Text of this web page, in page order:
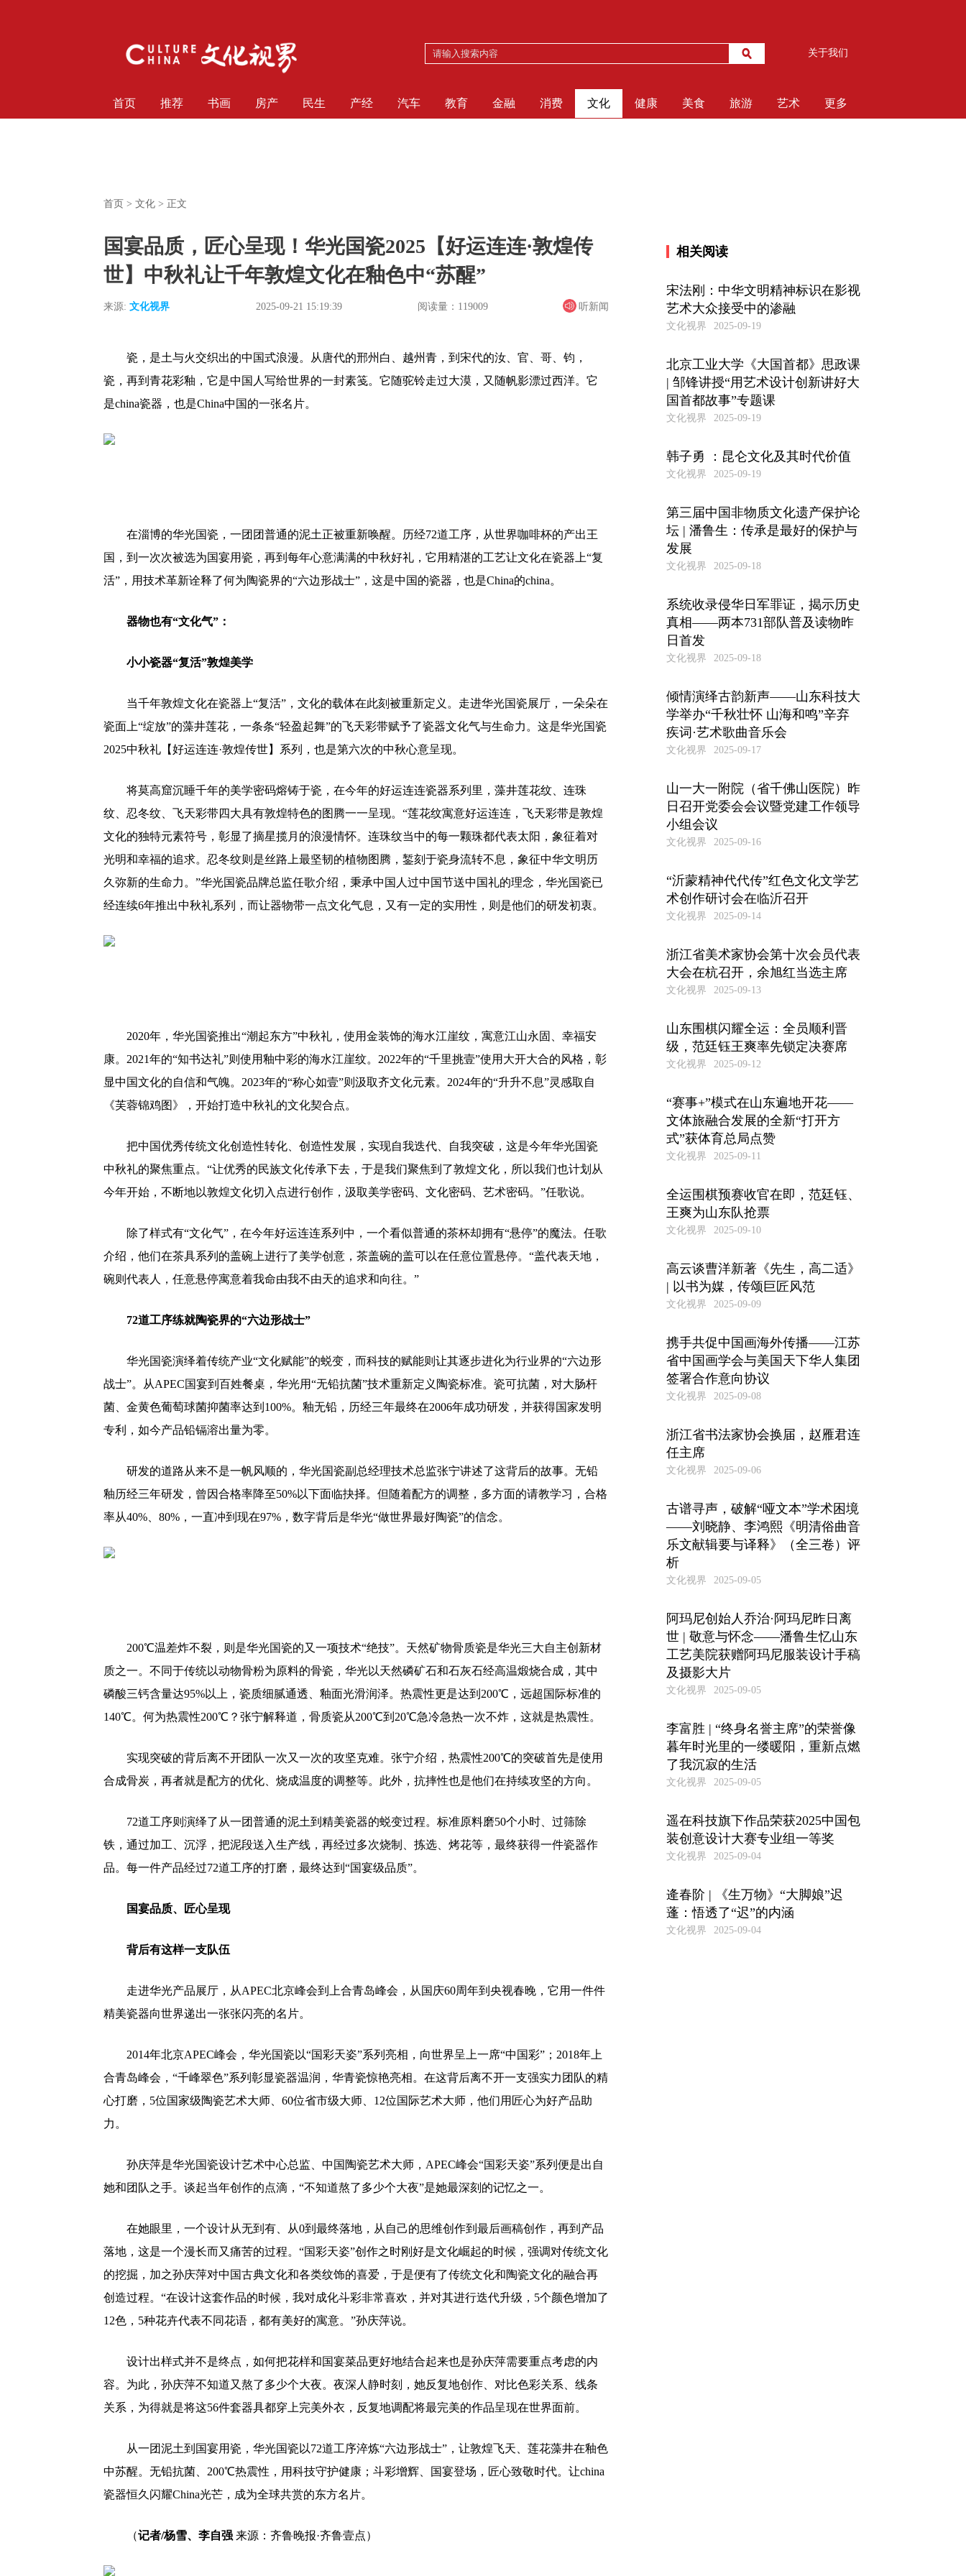
关于我们
首页 推荐 书画 房产 民生 产经 汽车 教育 金融 消费 文化 健康 美食 旅游 艺术 更多
首页 > 文化 > 正文
国宴品质，匠心呈现！华光国瓷2025【好运连连·敦煌传
世】中秋礼让千年敦煌文化在釉色中“苏醒”
来源: 文化视界 2025-09-21 15:19:39 阅读量：119009 听新闻
瓷，是土与火交织出的中国式浪漫。从唐代的邢州白、越州青，到宋代的汝、官、哥、钧，
瓷，再到青花彩釉，它是中国人写给世界的一封素笺。它随驼铃走过大漠，又随帆影漂过西洋。它
是china瓷器，也是China中国的一张名片。
在淄博的华光国瓷，一团团普通的泥土正被重新唤醒。历经72道工序，从世界咖啡杯的产出王
国，到一次次被选为国宴用瓷，再到每年心意满满的中秋好礼，它用精湛的工艺让文化在瓷器上“复
活”，用技术革新诠释了何为陶瓷界的“六边形战士”，这是中国的瓷器，也是China的china。
器物也有“文化气”：
小小瓷器“复活”敦煌美学
当千年敦煌文化在瓷器上“复活”，文化的载体在此刻被重新定义。走进华光国瓷展厅，一朵朵在
瓷面上“绽放”的藻井莲花，一条条“轻盈起舞”的飞天彩带赋予了瓷器文化气与生命力。这是华光国瓷
2025中秋礼【好运连连·敦煌传世】系列，也是第六次的中秋心意呈现。
将莫高窟沉睡千年的美学密码熔铸于瓷，在今年的好运连连瓷器系列里，藻井莲花纹、连珠
纹、忍冬纹、飞天彩带四大具有敦煌特色的图腾一一呈现。“莲花纹寓意好运连连，飞天彩带是敦煌
文化的独特元素符号，彰显了摘星揽月的浪漫情怀。连珠纹当中的每一颗珠都代表太阳，象征着对
光明和幸福的追求。忍冬纹则是丝路上最坚韧的植物图腾，錾刻于瓷身流转不息，象征中华文明历
久弥新的生命力。”华光国瓷品牌总监任歌介绍，秉承中国人过中国节送中国礼的理念，华光国瓷已
经连续6年推出中秋礼系列，而让器物带一点文化气息，又有一定的实用性，则是他们的研发初衷。
2020年，华光国瓷推出“潮起东方”中秋礼，使用金装饰的海水江崖纹，寓意江山永固、幸福安
康。2021年的“知书达礼”则使用釉中彩的海水江崖纹。2022年的“千里挑壹”使用大开大合的风格，彰
显中国文化的自信和气魄。2023年的“称心如壹”则汲取齐文化元素。2024年的“升升不息”灵感取自
《芙蓉锦鸡图》，开始打造中秋礼的文化契合点。
把中国优秀传统文化创造性转化、创造性发展，实现自我迭代、自我突破，这是今年华光国瓷
中秋礼的聚焦重点。“让优秀的民族文化传承下去，于是我们聚焦到了敦煌文化，所以我们也计划从
今年开始，不断地以敦煌文化切入点进行创作，汲取美学密码、文化密码、艺术密码。”任歌说。
除了样式有“文化气”，在今年好运连连系列中，一个看似普通的茶杯却拥有“悬停”的魔法。任歌
介绍，他们在茶具系列的盖碗上进行了美学创意，茶盖碗的盖可以在任意位置悬停。“盖代表天地，
碗则代表人，任意悬停寓意着我命由我不由天的追求和向往。”
72道工序练就陶瓷界的“六边形战士”
华光国瓷演绎着传统产业“文化赋能”的蜕变，而科技的赋能则让其逐步进化为行业界的“六边形
战士”。从APEC国宴到百姓餐桌，华光用“无铅抗菌”技术重新定义陶瓷标准。瓷可抗菌，对大肠杆
菌、金黄色葡萄球菌抑菌率达到100%。釉无铅，历经三年最终在2006年成功研发，并获得国家发明
专利，如今产品铅镉溶出量为零。
研发的道路从来不是一帆风顺的，华光国瓷副总经理技术总监张宁讲述了这背后的故事。无铅
釉历经三年研发，曾因合格率降至50%以下面临抉择。但随着配方的调整，多方面的请教学习，合格
率从40%、80%，一直冲到现在97%，数字背后是华光“做世界最好陶瓷”的信念。
200℃温差炸不裂，则是华光国瓷的又一项技术“绝技”。天然矿物骨质瓷是华光三大自主创新材
质之一。不同于传统以动物骨粉为原料的骨瓷，华光以天然磷矿石和石灰石经高温煅烧合成，其中
磷酸三钙含量达95%以上，瓷质细腻通透、釉面光滑润泽。热震性更是达到200℃，远超国际标准的
140℃。何为热震性200℃？张宁解释道，骨质瓷从200℃到20℃急冷急热一次不炸，这就是热震性。
实现突破的背后离不开团队一次又一次的攻坚克难。张宁介绍，热震性200℃的突破首先是使用
合成骨炭，再者就是配方的优化、烧成温度的调整等。此外，抗摔性也是他们在持续攻坚的方向。
72道工序则演绎了从一团普通的泥土到精美瓷器的蜕变过程。标准原料磨50个小时、过筛除
铁，通过加工、沉浮，把泥段送入生产线，再经过多次烧制、拣选、烤花等，最终获得一件瓷器作
品。每一件产品经过72道工序的打磨，最终达到“国宴级品质”。
国宴品质、匠心呈现
背后有这样一支队伍
走进华光产品展厅，从APEC北京峰会到上合青岛峰会，从国庆60周年到央视春晚，它用一件件
精美瓷器向世界递出一张张闪亮的名片。
2014年北京APEC峰会，华光国瓷以“国彩天姿”系列亮相，向世界呈上一席“中国彩”；2018年上
合青岛峰会，“千峰翠色”系列彰显瓷器温润，华青瓷惊艳亮相。在这背后离不开一支强实力团队的精
心打磨，5位国家级陶瓷艺术大师、60位省市级大师、12位国际艺术大师，他们用匠心为好产品助
力。
孙庆萍是华光国瓷设计艺术中心总监、中国陶瓷艺术大师，APEC峰会“国彩天姿”系列便是出自
她和团队之手。谈起当年创作的点滴，“不知道熬了多少个大夜”是她最深刻的记忆之一。
在她眼里，一个设计从无到有、从0到最终落地，从自己的思维创作到最后画稿创作，再到产品
落地，这是一个漫长而又痛苦的过程。“国彩天姿”创作之时刚好是文化崛起的时候，强调对传统文化
的挖掘，加之孙庆萍对中国古典文化和各类纹饰的喜爱，于是便有了传统文化和陶瓷文化的融合再
创造过程。“在设计这套作品的时候，我对成化斗彩非常喜欢，并对其进行迭代升级，5个颜色增加了
12色，5种花卉代表不同花语，都有美好的寓意。”孙庆萍说。
设计出样式并不是终点，如何把花样和国宴菜品更好地结合起来也是孙庆萍需要重点考虑的内
容。为此，孙庆萍不知道又熬了多少个大夜。夜深人静时刻，她反复地创作、对比色彩关系、线条
关系，为得就是将这56件套器具都穿上完美外衣，反复地调配将最完美的作品呈现在世界面前。
从一团泥土到国宴用瓷，华光国瓷以72道工序淬炼“六边形战士”，让敦煌飞天、莲花藻井在釉色
中苏醒。无铅抗菌、200℃热震性，用科技守护健康；斗彩增辉、国宴登场，匠心致敬时代。让china
瓷器恒久闪耀China光芒，成为全球共赏的东方名片。
（记者/杨雪、李自强 来源： 齐鲁晚报·齐鲁壹点）
相关阅读
宋法刚：中华文明精神标识在影视
艺术大众接受中的渗融
文化视界 2025-09-19
北京工业大学《大国首都》思政课
| 邹锋讲授“用艺术设计创新讲好大
国首都故事”专题课
文化视界 2025-09-19
韩子勇 ：昆仑文化及其时代价值
文化视界 2025-09-19
第三届中国非物质文化遗产保护论
坛 | 潘鲁生：传承是最好的保护与
发展
文化视界 2025-09-18
系统收录侵华日军罪证，揭示历史
真相——两本731部队普及读物昨
日首发
文化视界 2025-09-18
倾情演绎古韵新声——山东科技大
学举办“千秋壮怀 山海和鸣”辛弃
疾词·艺术歌曲音乐会
文化视界 2025-09-17
山一大一附院（省千佛山医院）昨
日召开党委会会议暨党建工作领导
小组会议
文化视界 2025-09-16
“沂蒙精神代代传”红色文化文学艺
术创作研讨会在临沂召开
文化视界 2025-09-14
浙江省美术家协会第十次会员代表
大会在杭召开，余旭红当选主席
文化视界 2025-09-13
山东围棋闪耀全运：全员顺利晋
级，范廷钰王爽率先锁定决赛席
文化视界 2025-09-12
“赛事+”模式在山东遍地开花——
文体旅融合发展的全新“打开方
式”获体育总局点赞
文化视界 2025-09-11
全运围棋预赛收官在即，范廷钰、
王爽为山东队抢票
文化视界 2025-09-10
高云谈曹洋新著《先生，高二适》
| 以书为媒，传颂巨匠风范
文化视界 2025-09-09
携手共促中国画海外传播——江苏
省中国画学会与美国天下华人集团
签署合作意向协议
文化视界 2025-09-08
浙江省书法家协会换届，赵雁君连
任主席
文化视界 2025-09-06
古谱寻声，破解“哑文本”学术困境
——刘晓静、李鸿熙《明清俗曲音
乐文献辑要与译释》（全三卷）评
析
文化视界 2025-09-05
阿玛尼创始人乔治·阿玛尼昨日离
世 | 敬意与怀念——潘鲁生忆山东
工艺美院获赠阿玛尼服装设计手稿
及摄影大片
文化视界 2025-09-05
李富胜 | “终身名誉主席”的荣誉像
暮年时光里的一缕暖阳，重新点燃
了我沉寂的生活
文化视界 2025-09-05
遥在科技旗下作品荣获2025中国包
装创意设计大赛专业组一等奖​
文化视界 2025-09-04
逄春阶 | 《生万物》“大脚娘”迟
蓬：悟透了“迟”的内涵
文化视界 2025-09-04